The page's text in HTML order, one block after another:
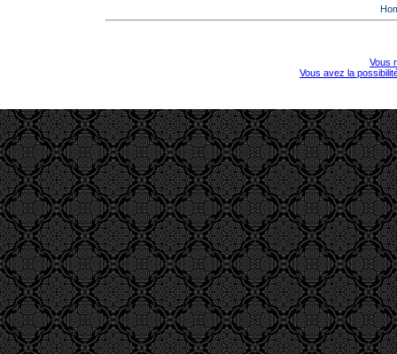
Vous
Vous avez la